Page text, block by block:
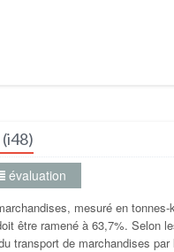
évaluation
mesuré en
être ramené à 63,7%.
transport de marchandises